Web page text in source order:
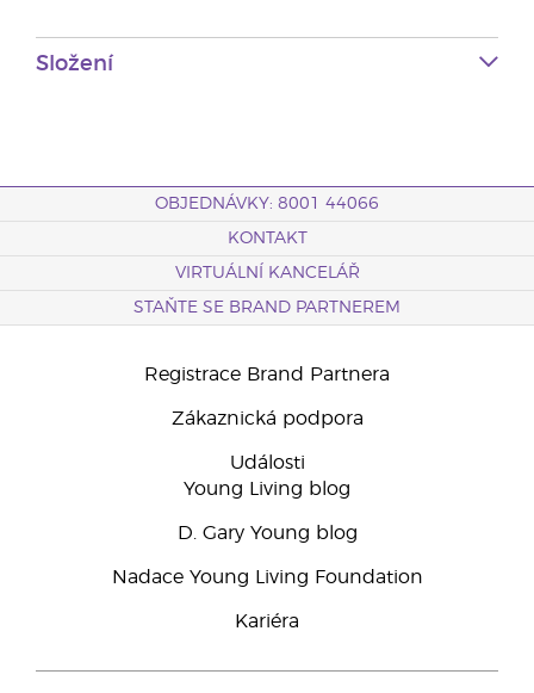
Složení
OBJEDNÁVKY: 8001 44066
KONTAKT
VIRTUÁLNÍ KANCELÁŘ
STAŇTE SE BRAND PARTNEREM
Registrace Brand Partnera
Zákaznická podpora
Události
Young Living blog
D. Gary Young blog
Nadace Young Living Foundation
Kariéra